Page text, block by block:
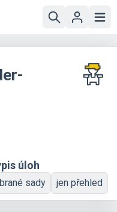
úloh
sady jen přehled